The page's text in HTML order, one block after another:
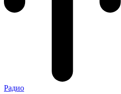
Радио